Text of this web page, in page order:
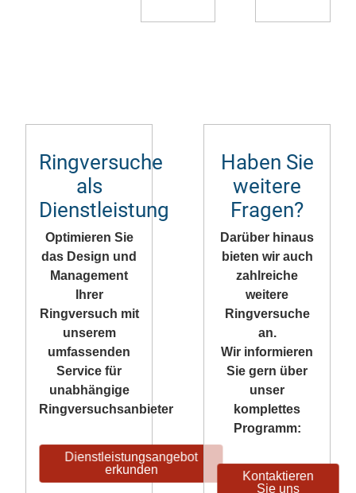
Ringversuche
als
Dienstleistung
Optimieren Sie
das Design und
Management
Ihrer
Ringversuch mit
unserem
umfassenden
Service für
unabhängige
Ringversuchsanbieter
Dienstleistungsangebot
erkunden
Haben Sie
weitere
Fragen?
Darüber hinaus
bieten wir auch
zahlreiche
weitere
Ringversuche
an.
Wir informieren
Sie gern über
unser
komplettes
Programm:
Kontaktieren
Sie uns